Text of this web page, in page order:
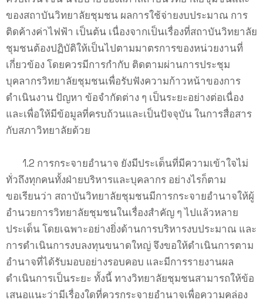
ของสถาบันวิทยาลัยชุมชน ผลการใช้จ่ายงบประมาณ การ
ติดค้างค่าไฟฟ้า เป็นต้น เนื่องจากเป็นเรื่องที่สถาบันวิทยาลัย
ชุมชนต้องปฏิบัติให้เป็นไปตามมาตรการของหน่วยงานที่
เกี่ยวข้อง โดยควรมีการกำกับ ติดตามผ่านการประชุม
บุคลากรวิทยาลัยชุมชนเพื่อรับฟังความก้าวหน้าของการ
ดำเนินงาน ปัญหา ข้อจำกัดต่าง ๆ เป็นระยะอย่างต่อเนื่อง
และเพื่อให้มีข้อมูลที่ครบถ้วนและเป็นปัจจุบัน ในการสื่อสาร
กับสภาวิทยาลัยด้วย
1.2 การกระจายอำนาจ ยังมีประเด็นที่มีความเข้าใจไม่
ทั่วถึงทุกคนทั้งฝ่ายบริหารและบุคลากร อย่างไรก็ตาม
ขอเรียนว่า สถาบันวิทยาลัยชุมชนมีการกระจายอำนาจให้ผู้
อำนวยการวิทยาลัยชุมชนในเรื่องสำคัญ ๆ ไปแล้วหลาย
ประเด็น โดยเฉพาะอย่างยิ่งด้านการบริหารงบประมาณ และ
การดำเนินการงบลงทุนขนาดใหญ่ จึงขอให้ดำเนินการตาม
อำนาจที่ได้รับมอบอย่างรอบคอบ และมีการรายงานผล
ดำเนินการเป็นระยะ ทั้งนี้ ทางวิทยาลัยชุมชนสามารถให้ข้อ
เสนอแนะว่ามีเรื่องใดที่ควรกระจายอำนาจเพื่อความคล่อง